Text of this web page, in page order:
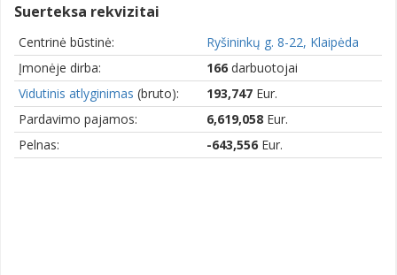
Suerteksa rekvizitai
Centrinė būstinė:
Ryšininkų g. 8-22, Klaipėda
Įmonėje dirba:
166 darbuotojai
Vidutinis atlyginimas (bruto): 193,747 Eur.
Pardavimo pajamos:
6,619,058 Eur.
Pelnas:
-643,556 Eur.